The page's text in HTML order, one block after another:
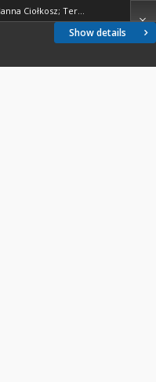
Show details
Hanna Ciołkosz; Teresa Konarska; Stanisław Dąbrowski